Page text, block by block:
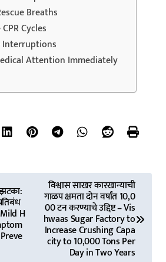
Breaths
Cycles
Interruptions
Attention Immediately
H
विश्वास साखर कारखान्याची
गाळप क्षमता दोन वर्षांत 10,0
00 टन करण्याचे उद्दिष्ट – Vis
hwaas Sugar Factory to
Increase Crushing Capa
city to 10,000 Tons Per
Day in Two Years